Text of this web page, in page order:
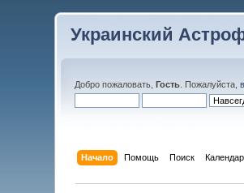
Украинский
Добро пожаловать,Гость . Пожалуйста,
Начало Помощь Поиск